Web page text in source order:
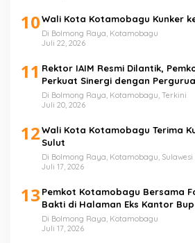
10Wali Kota Kotamobagu Kunker
Di Bolmong Raya, Kotamobagu
Juli 22, 2026
11 Rektor IAIM Resmi Dilantik,
Perkuat Sinergi dengan
Di Bolmong Raya, Kotamobagu, Terkini
Juli 20, 2026
12Wali Kota Kotamobagu Terima
Sulut
Di Bolmong Raya, Kotamobagu,
Juli 17, 2026
13 Pemkot Kotamobagu Bersama
Bakti di Halaman Eks Kantor
Di Bolmong Raya, Kotamobagu
Juli 17, 2026